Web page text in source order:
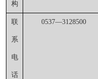
构
联
系
电
话
0537—3128500